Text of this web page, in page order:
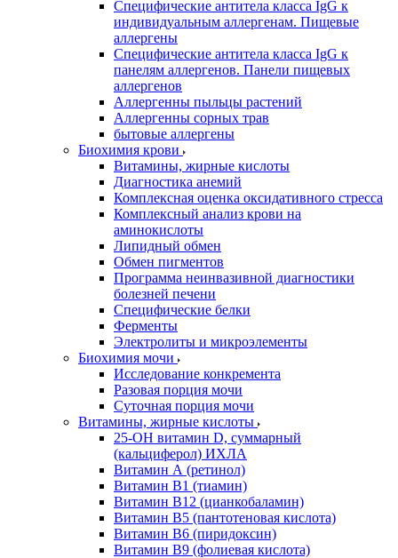
Специфические антитела класса IgG к
индивидуальным аллергенам. Пищевые
аллергены
Специфические антитела класса IgG к
панелям аллергенов. Панели пищевых
аллергенов
Аллергенны пыльцы растений
Аллергенны сорных трав
бытовые аллергены
Биохимия крови
Витамины, жирные кислоты
Диагностика анемий
Комплексная оценка оксидативного стресса
Комплексный анализ крови на
аминокислоты
Липидный обмен
Обмен пигментов
Программа неинвазивной диагностики
болезней печени
Специфические белки
Ферменты
Электролиты и микроэлементы
Биохимия мочи
Исследование конкремента
Разовая порция мочи
Суточная порция мочи
Витамины, жирные кислоты
25-OH витамин D, суммарный
(кальциферол) ИХЛА
Витамин А (ретинол)
Витамин В1 (тиамин)
Витамин В12 (цианкобаламин)
Витамин В5 (пантотеновая кислота)
Витамин В6 (пиридоксин)
Витамин В9 (фолиевая кислота)